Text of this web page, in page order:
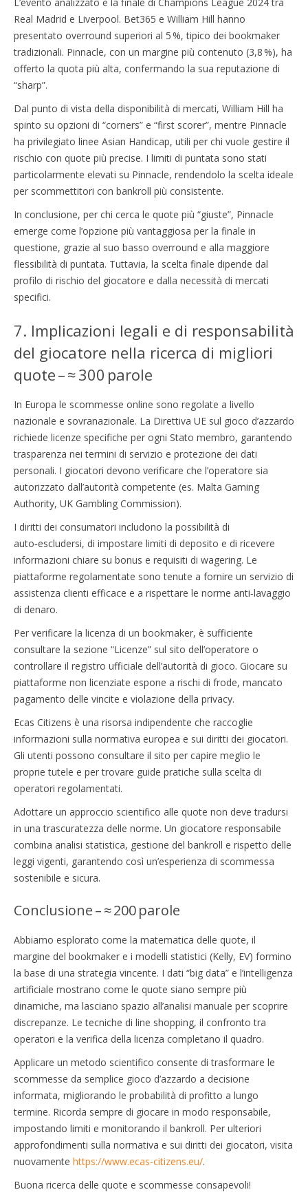
Real Madrid e Liverpool. Bet365 e William Hill hanno
presentato overround superiori al 5 %, tipico dei bookmaker
tradizionali. Pinnacle, con un margine più contenuto (3,8 %), ha
offerto la quota più alta, confermando la sua reputazione di
“sharp”.
Dal punto di vista della disponibilità di mercati, William Hill ha
spinto su opzioni di “corners” e “first scorer”, mentre Pinnacle
ha privilegiato linee Asian Handicap, utili per chi vuole gestire il
rischio con quote più precise. I limiti di puntata sono stati
particolarmente elevati su Pinnacle, rendendolo la scelta ideale
per scommettitori con bankroll più consistente.
In conclusione, per chi cerca le quote più “giuste”, Pinnacle
emerge come l’opzione più vantaggiosa per la finale in
questione, grazie al suo basso overround e alla maggiore
flessibilità di puntata. Tuttavia, la scelta finale dipende dal
profilo di rischio del giocatore e dalla necessità di mercati
specifici.
7. Implicazioni legali e di responsabilità
del giocatore nella ricerca di migliori
quote – ≈ 300 parole
In Europa le scommesse online sono regolate a livello
nazionale e sovranazionale. La Direttiva UE sul gioco d’azzardo
richiede licenze specifiche per ogni Stato membro, garantendo
trasparenza nei termini di servizio e protezione dei dati
personali. I giocatori devono verificare che l’operatore sia
autorizzato dall’autorità competente (es. Malta Gaming
Authority, UK Gambling Commission).
I diritti dei consumatori includono la possibilità di
auto‑escludersi, di impostare limiti di deposito e di ricevere
informazioni chiare su bonus e requisiti di wagering. Le
piattaforme regolamentate sono tenute a fornire un servizio di
assistenza clienti efficace e a rispettare le norme anti‑lavaggio
di denaro.
Per verificare la licenza di un bookmaker, è sufficiente
consultare la sezione “Licenze” sul sito dell’operatore o
controllare il registro ufficiale dell’autorità di gioco. Giocare su
piattaforme non licenziate espone a rischi di frode, mancato
pagamento delle vincite e violazione della privacy.
Ecas Citizens è una risorsa indipendente che raccoglie
informazioni sulla normativa europea e sui diritti dei giocatori.
Gli utenti possono consultare il sito per capire meglio le
proprie tutele e per trovare guide pratiche sulla scelta di
operatori regolamentati.
Adottare un approccio scientifico alle quote non deve tradursi
in una trascuratezza delle norme. Un giocatore responsabile
combina analisi statistica, gestione del bankroll e rispetto delle
leggi vigenti, garantendo così un’esperienza di scommessa
sostenibile e sicura.
Conclusione – ≈ 200 parole
Abbiamo esplorato come la matematica delle quote, il
margine del bookmaker e i modelli statistici (Kelly, EV) formino
la base di una strategia vincente. I dati “big data” e l’intelligenza
artificiale mostrano come le quote siano sempre più
dinamiche, ma lasciano spazio all’analisi manuale per scoprire
discrepanze. Le tecniche di line shopping, il confronto tra
operatori e la verifica della licenza completano il quadro.
Applicare un metodo scientifico consente di trasformare le
scommesse da semplice gioco d’azzardo a decisione
informata, migliorando le probabilità di profitto a lungo
termine. Ricorda sempre di giocare in modo responsabile,
impostando limiti e monitorando il bankroll. Per ulteriori
approfondimenti sulla normativa e sui diritti dei giocatori, visita
nuovamente https://www.ecas-citizens.eu/.
Buona ricerca delle quote e scommesse consapevoli!